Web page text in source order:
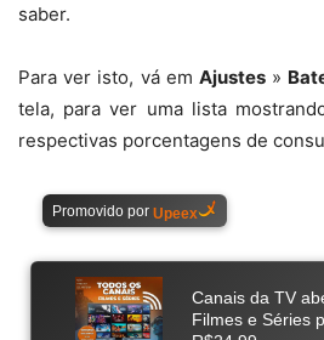
saber.
Para ver isto, vá em Ajustes»
tela, para ver uma lista
respectivas porcentagens de